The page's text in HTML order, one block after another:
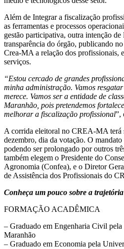
Além de Integrar a fiscalização
as ferramentas e processos
gestão participativa, outra intenção
transparência do órgão, publicando
Crea-MA a relação dos profissionais,
serviços.
“Estou cercado de grandes
minha administração. Vamos
merece. Vamos ser a entidade de
Maranhão, pois pretendemos
melhorar a fiscalização profissional”,
A corrida eleitoral no CREA-MA terá
dezembro, dia da votação. O mandato
podendo ser prolongado por outros
também elegem o Presidente do
Agronomia (Confea), e o Diretor
de Assistência dos Profissionais do
Conheça um pouco sobre a
FORMAÇÃO ACADÊMICA
– Graduado em Engenharia Civil
Maranhão
– Graduado em Economia pela